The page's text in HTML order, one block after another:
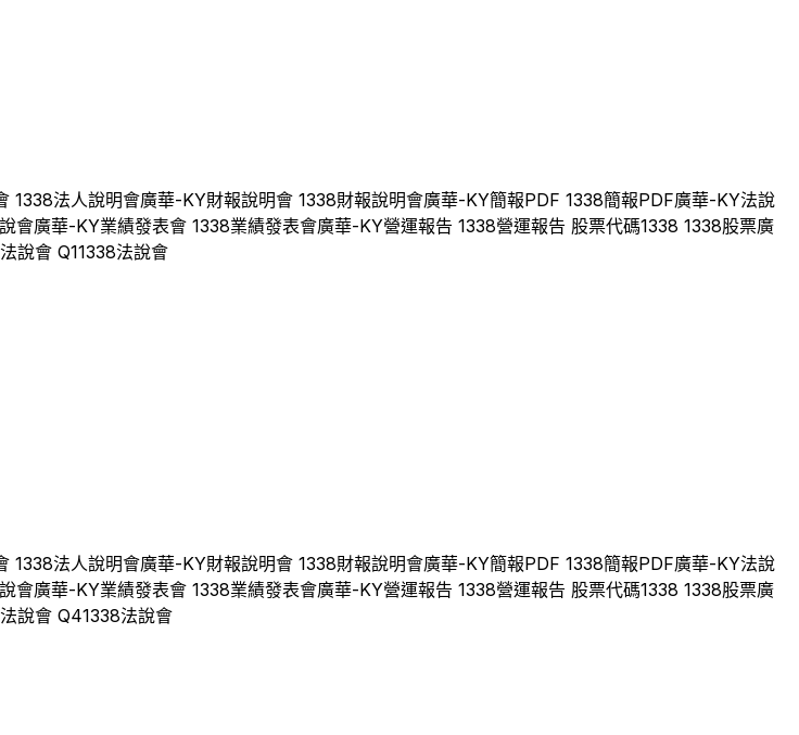
1338法人說明會廣華-KY財報說明會 1338財報說明會廣華-KY簡報PDF 1338簡報PDF廣華-KY法說
會廣華-KY業績發表會 1338業績發表會廣華-KY營運報告 1338營運報告 股票代碼1338 1338股票廣
法說會 Q11338法說會
1338法人說明會廣華-KY財報說明會 1338財報說明會廣華-KY簡報PDF 1338簡報PDF廣華-KY法說
會廣華-KY業績發表會 1338業績發表會廣華-KY營運報告 1338營運報告 股票代碼1338 1338股票廣
法說會 Q41338法說會